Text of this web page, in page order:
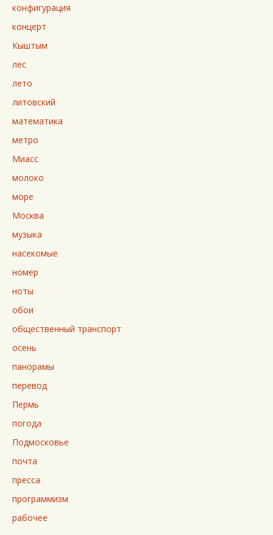
конфигурация
концерт
Кыштым
лес
лето
литовский
математика
метро
Миасс
молоко
море
Москва
музыка
насекомые
номер
ноты
обои
общественный транспорт
осень
панорамы
перевод
Пермь
погода
Подмосковье
почта
пресса
программизм
рабочее